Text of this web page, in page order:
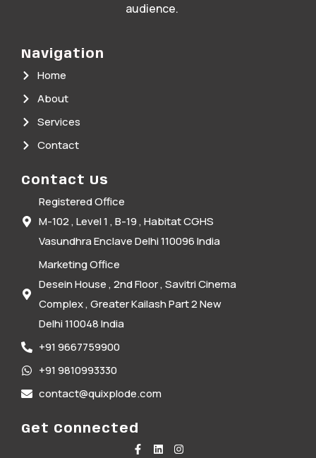
audience.
Navigation
Home
About
Services
Contact
Contact Us
Registered Office
M-102 , Level 1 , B-19 , Habitat CGHS
Vasundhra Enclave Delhi 110096 India
Marketing Office
Desein House , 2nd Floor , Savitri Cinema
Complex , Greater Kailash Part 2 New
Delhi 110048 India
+91 9667759900
+91 9810993330
contact@quixplode.com
Get Connected